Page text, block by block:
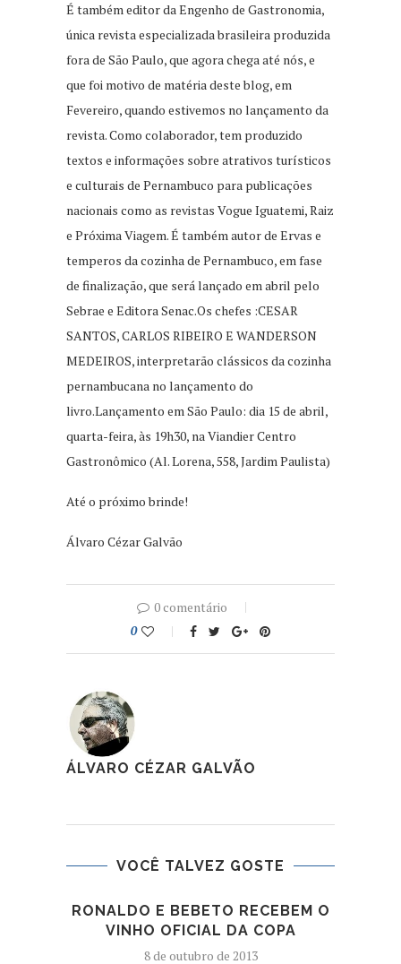
É também editor da Engenho de Gastronomia,
única revista especializada brasileira produzida
fora de São Paulo, que agora chega até nós, e
que foi motivo de matéria deste blog, em
Fevereiro, quando estivemos no lançamento da
revista. Como colaborador, tem produzido
textos e informações sobre atrativos turísticos
e culturais de Pernambuco para publicações
nacionais como as revistas Vogue Iguatemi, Raiz
e Próxima Viagem. É também autor de Ervas e
temperos da cozinha de Pernambuco, em fase
de finalização, que será lançado em abril pelo
Sebrae e Editora Senac.Os chefes :CESAR
SANTOS, CARLOS RIBEIRO E WANDERSON
MEDEIROS, interpretarão clássicos da cozinha
pernambucana no lançamento do
livro.Lançamento em São Paulo: dia 15 de abril,
quarta-feira, às 19h30, na Viandier Centro
Gastronômico (Al. Lorena, 558, Jardim Paulista)
Até o próximo brinde!
Álvaro Cézar Galvão
0 comentário
0
ÁLVARO CÉZAR GALVÃO
VOCÊ TALVEZ GOSTE
RONALDO E BEBETO RECEBEM O
VINHO OFICIAL DA COPA
8 de outubro de 2013